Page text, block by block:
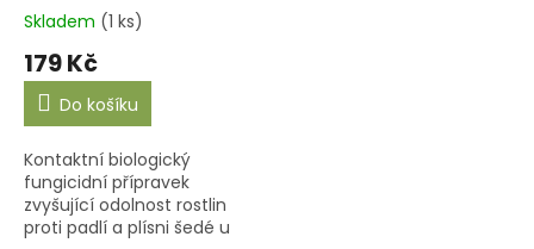
Skladem (1 ks)
179 Kč
Do košíku
Kontaktní biologický
fungicidní přípravek
zvyšující odolnost rostlin
proti padlí a plísni šedé u